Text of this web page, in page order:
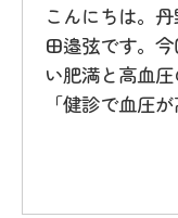
こんにちは。
田邉弦です。
い肥満と高血
「健診で血圧